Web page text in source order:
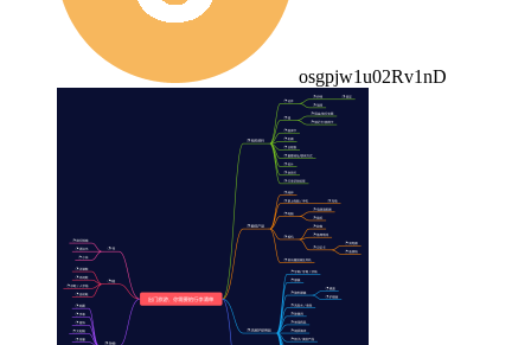
osgpjw1u02Rv1nD